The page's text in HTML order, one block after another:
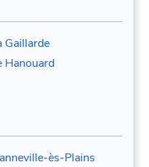
Gaillarde
Hanouard
ès-Plains